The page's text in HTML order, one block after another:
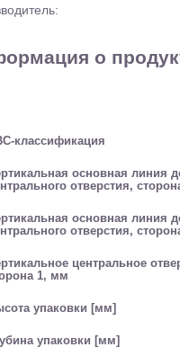
о
классификация
основная линия
отверстия,
основная линия
отверстия,
центральное
1, мм
упаковки [мм]
упаковки [мм]